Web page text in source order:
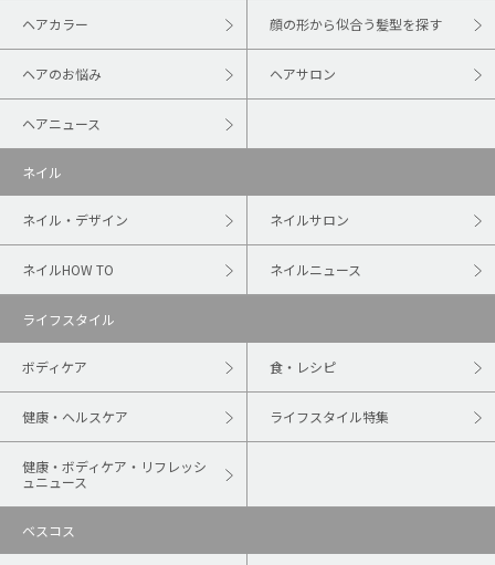
ヘアカラー 顔の形から似合う髪型を探す
ヘアのお悩み ヘアサロン
ヘアニュース
ネイル
ネイル・デザイン ネイルサロン
ネイルHOW TO ネイルニュース
ライフスタイル
ボディケア 食・レシピ
健康・ヘルスケア ライフスタイル特集
健康・ボディケア・リフレッシ
ュニュース
ベスコス